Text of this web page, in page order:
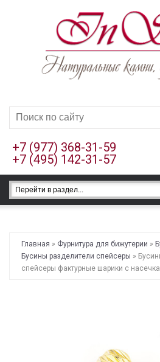
+7 (977) 368-31-59
+7 (495) 142-31-57
Главная » Фурнитура для бижутерии »
Бусины разделители спейсеры »
спейсеры фактурные шарики с